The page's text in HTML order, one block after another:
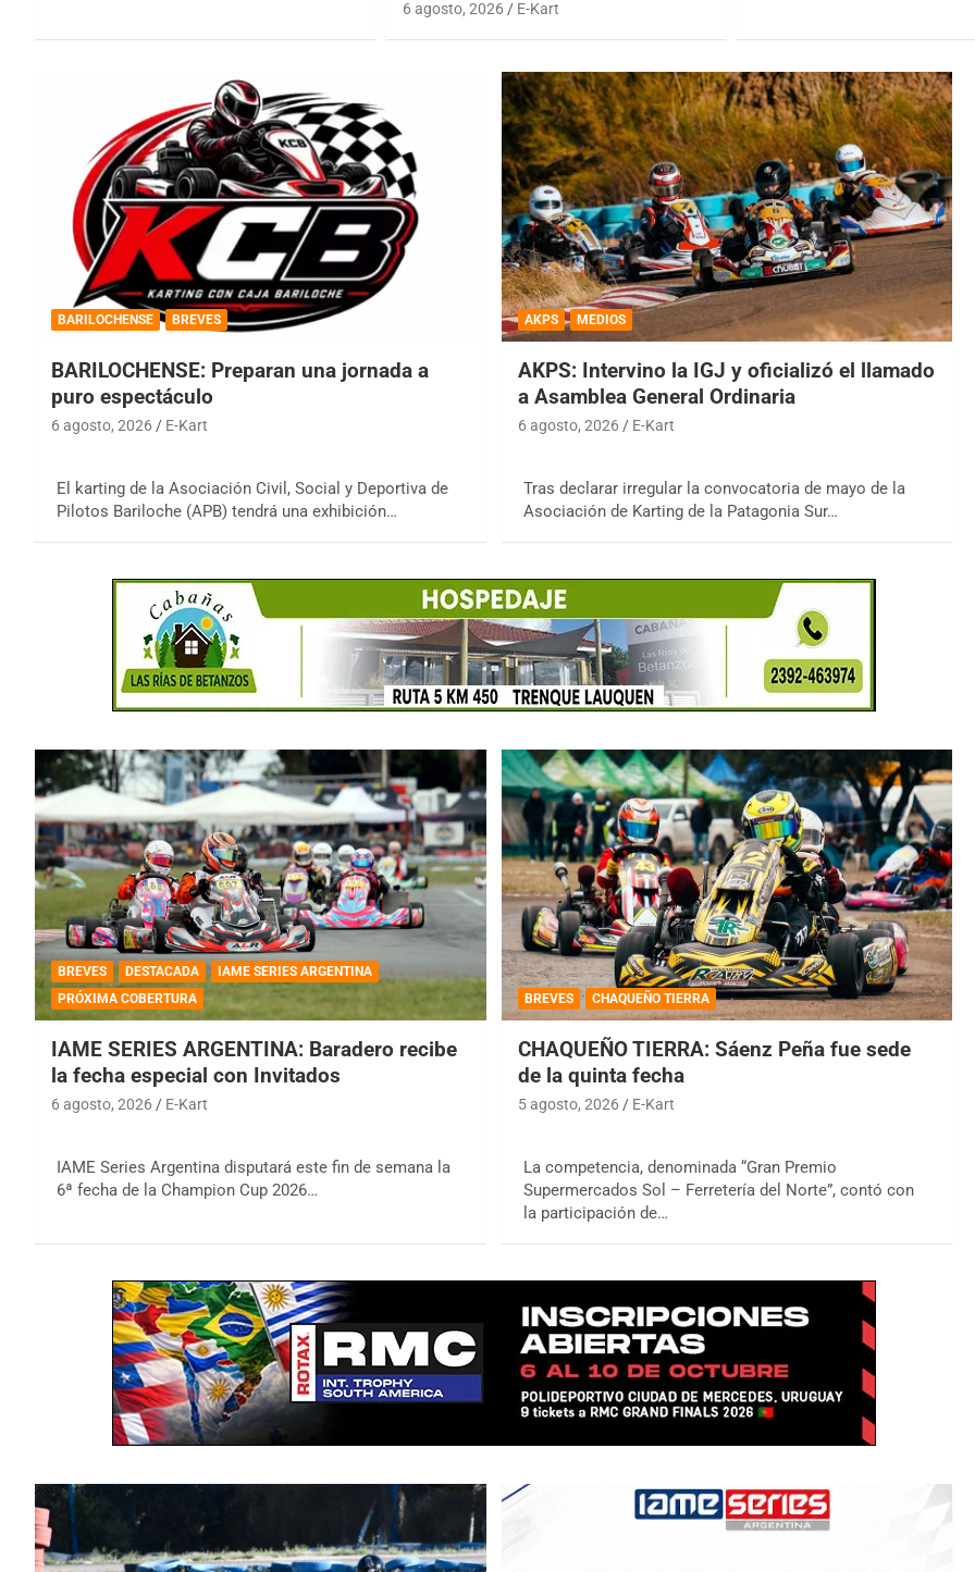
6 agosto, 2026 E-Kart
BARILOCHENSE BREVES
BARILOCHENSE: Preparan una jornada a
puro espectáculo
6 agosto, 2026 E-Kart
El karting de la Asociación Civil, Social y Deportiva de
Pilotos Bariloche (APB) tendrá una exhibición…
AKPS MEDIOS
AKPS: Intervino la IGJ y oficializó el llamado
a Asamblea General Ordinaria
6 agosto, 2026 E-Kart
Tras declarar irregular la convocatoria de mayo de la
Asociación de Karting de la Patagonia Sur…
BREVES DESTACADA
IAME SERIES ARGENTINA
PRÓXIMA COBERTURA
IAME SERIES ARGENTINA: Baradero recibe
la fecha especial con Invitados
6 agosto, 2026 E-Kart
IAME Series Argentina disputará este fin de semana la
6ª fecha de la Champion Cup 2026…
BREVES CHAQUEÑO TIERRA
CHAQUEÑO TIERRA: Sáenz Peña fue sede
de la quinta fecha
5 agosto, 2026 E-Kart
La competencia, denominada “Gran Premio
Supermercados Sol – Ferretería del Norte”, contó con
la participación de…